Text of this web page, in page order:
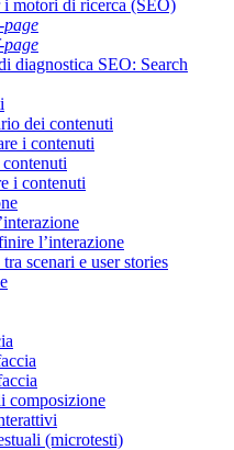
motori di ricerca (SEO)
page
page
diagnostica SEO: Search
dei contenuti
i contenuti
i contenuti
l’interazione
scenari e user stories
composizione
(microtesti)